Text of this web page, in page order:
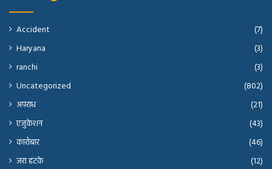
Accident
(7)
Haryana
(3)
ranchi
(3)
Uncategorized
(802)
अपराध
(21)
एजुकेशन
(43)
कारोबार
(46)
जरा हटके
(12)